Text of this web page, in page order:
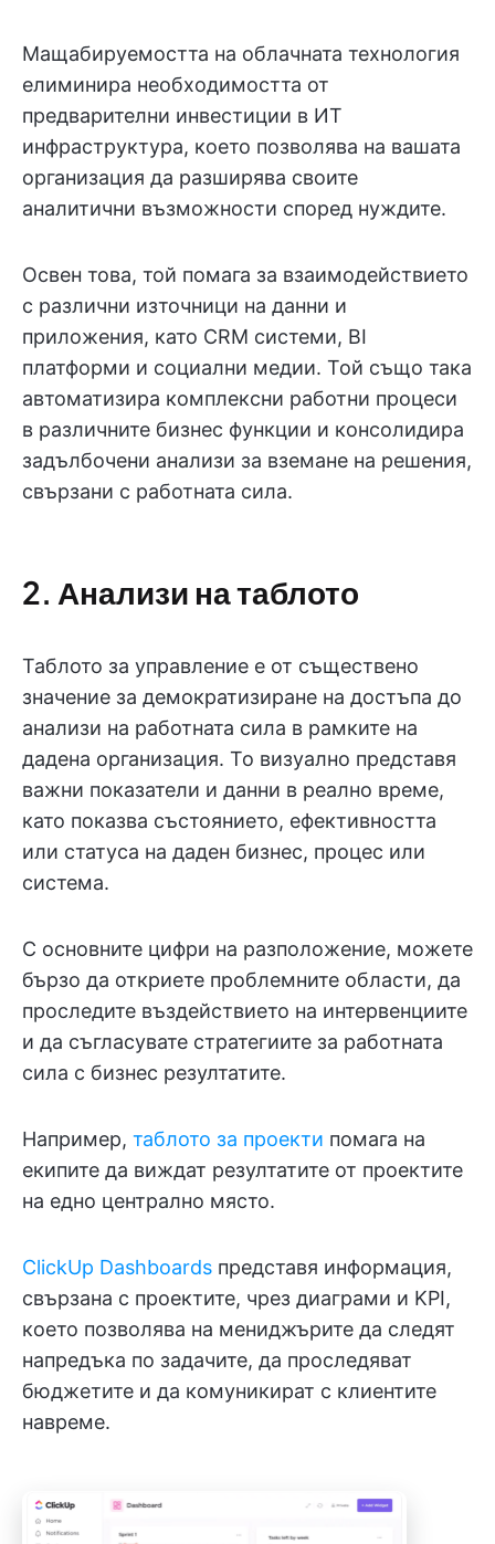
Мащабируемостта на облачната технология
елиминира необходимостта от
предварителни инвестиции в ИТ
инфраструктура, което позволява на вашата
организация да разширява своите
аналитични възможности според нуждите.
Освен това, той помага за взаимодействието
с различни източници на данни и
приложения, като CRM системи, BI
платформи и социални медии. Той също така
автоматизира комплексни работни процеси
в различните бизнес функции и консолидира
задълбочени анализи за вземане на решения,
свързани с работната сила.
2. Анализи на таблото
Таблото за управление е от съществено
значение за демократизиране на достъпа до
анализи на работната сила в рамките на
дадена организация. То визуално представя
важни показатели и данни в реално време,
като показва състоянието, ефективността
или статуса на даден бизнес, процес или
система.
С основните цифри на разположение, можете
бързо да откриете проблемните области, да
проследите въздействието на интервенциите
и да съгласувате стратегиите за работната
сила с бизнес резултатите.
Например, таблото за проекти помага на
екипите да виждат резултатите от проектите
на едно централно място.
ClickUp Dashboards представя информация,
свързана с проектите, чрез диаграми и KPI,
което позволява на мениджърите да следят
напредъка по задачите, да проследяват
бюджетите и да комуникират с клиентите
навреме.